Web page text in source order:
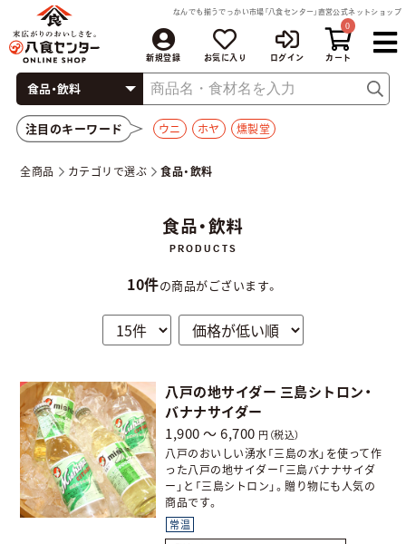
なんでも揃うでっかい市場「八食センター」直営公式ネットショップ
新規登録 お気に入り ログイン
0
注目のキーワード ウニ ホヤ 燻製堂
全商品 カテゴリで選ぶ 食品・飲料
食品・飲料
10件の商品がございます。
八戸の地サイダー 三島シトロン・
バナナサイダー
1,900 ～ 6,700 円（税込）
八戸のおいしい湧水「三島の水」を使って作
った八戸の地サイダー「三島バナナサイダ
ー」と「三島シトロン」。贈り物にも人気の
商品です。
常温